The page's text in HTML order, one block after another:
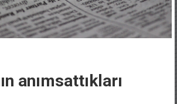
anımsattıkları